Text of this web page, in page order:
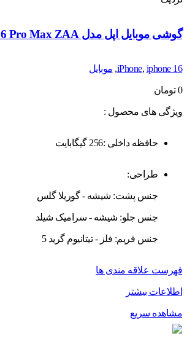
گوشی موبایل اپل مدل iPhone 16 Pro Max ZAA دو سیم کارت ظرفیت 256 گیگابایت و رم 8 گیگابایت
iPhone, iphone 16
, موبایل
0 تومان
ویژگی های محصول :
حافظه داخلی :256 گیگابایت
طراحی:
جنس پشت: شیشه - گوریلا گلس
جنس جلو: شیشه - سرامیک شیلد
جنس فریم: فلز - تیتانیوم گرید 5
فهرست علاقه مندی ها
اطلاعات بیشتر
مشاهده سریع